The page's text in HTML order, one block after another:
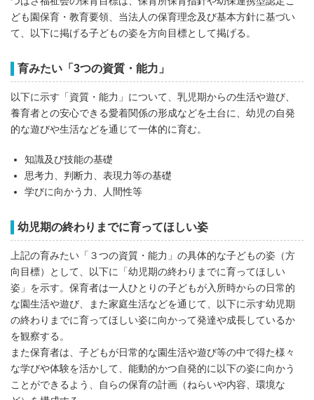
ども園保育・教育要領、当法人の保育理念及び基本方針に基づい
て、以下に掲げる子どもの姿を方向目標として掲げる。
育みたい「3つの資質・能力」
以下に示す「資質・能力」について、乳児期からの生活や遊び、
養育者との安心できる愛着関係の形成などを土台に、幼児の自発
的な遊びや生活などを通じて一体的に育む。
知識及び技能の基礎
思考力、判断力、表現力等の基礎
学びに向かう力、人間性等
幼児期の終わりまでに育ってほしい姿
上記の育みたい「３つの資質・能力」の具体的な子どもの姿（方
向目標）として、以下に「幼児期の終わりまでに育ってほしい
姿」を示す。保育者は一人ひとりの子どもが入所時からの日常的
な園生活や遊び、また家庭生活などを通じて、以下に示す幼児期
の終わりまでに育ってほしい姿に向かって発達や成長しているか
を観察する。
また保育者は、子どもが日常的な園生活や遊び等の中で得た様々
な学びや体験を活かして、能動的かつ自発的に以下の姿に向かう
ことができるよう、自らの保育の計画（ねらいや内容、環境な